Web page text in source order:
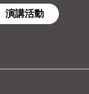
演講活動